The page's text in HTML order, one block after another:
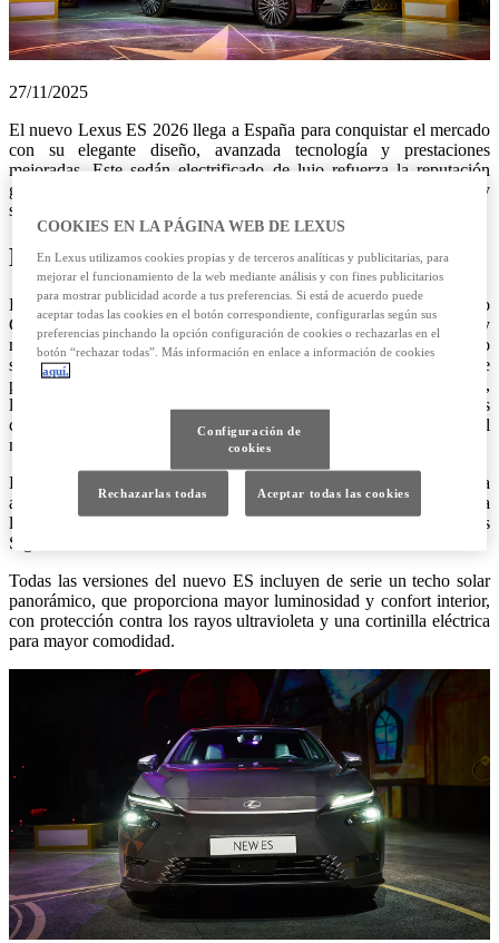
27/11/2025
El nuevo Lexus ES 2026 llega a España para conquistar el mercado
con su elegante diseño, avanzada tecnología y prestaciones
mejoradas. Este sedán electrificado de lujo refuerza la reputación
global del modelo, incorporando mejoras en confort, conectividad y
seguridad para ofrecer una experiencia de conducción única.
Diseño Exterior: Clean Tech x Elegance
El Lexus ES 2026 se presenta bajo un nuevo concepto de diseño
Clean Tech x Elegance, combinando una imagen moderna y
minimalista con una presencia audaz. La parte frontal del vehículo
se caracteriza por un capó amplio, con la icónica forma de doble
punta de flecha de Lexus que se extiende a lo largo del mismo,
llegando hasta los extremos del paragolpes. Las versiones híbridas
cuentan con una abertura superior que optimiza la refrigeración del
motor.
De perfil, destaca el diseño limpio con tiradores de puerta
aerodinámicos, integrados de manera fluida en la carrocería, y una
línea lateral que refleja deportividad y elegancia gracias a la Lexus
Signature Line.
Todas las versiones del nuevo ES incluyen de serie un techo solar
panorámico, que proporciona mayor luminosidad y confort interior,
con protección contra los rayos ultravioleta y una cortinilla eléctrica
para mayor comodidad.
COOKIES EN LA PÁGINA WEB DE LEXUS
En Lexus utilizamos cookies propias y de terceros analíticas y publicitarias, para
mejorar el funcionamiento de la web mediante análisis y con fines publicitarios
para mostrar publicidad acorde a tus preferencias. Si está de acuerdo puede
aceptar todas las cookies en el botón correspondiente, configurarlas según sus
preferencias pinchando la opción configuración de cookies o rechazarlas en el
botón “rechazar todas”. Más información en enlace a información de cookies
aquí.
Configuración de
cookies
Rechazarlas todas Aceptar todas las cookies